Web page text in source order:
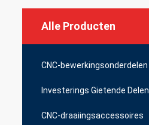
Alle Producten
CNC-bewerkingsonderdelen
Investerings Gietende Delen
CNC-draaiingsaccessoires